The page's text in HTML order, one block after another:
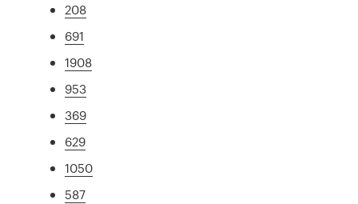
208
691
1908
953
369
629
1050
587